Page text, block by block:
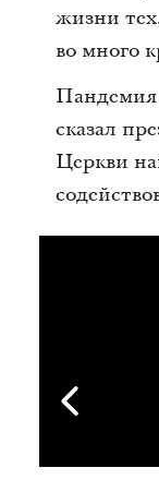
жизни
во много
сказал
Церкви